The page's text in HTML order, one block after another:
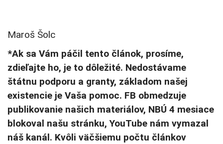
Maroš Šolc
*Ak sa Vám páčil tento článok, prosíme,
zdieľajte ho, je to dôležité. Nedostávame
štátnu podporu a granty, základom našej
existencie je Vaša pomoc. FB obmedzuje
publikovanie našich materiálov, NBÚ 4 mesiace
blokoval našu stránku, YouTube nám vymazal
náš kanál. Kvôli väčšiemu počtu článkov